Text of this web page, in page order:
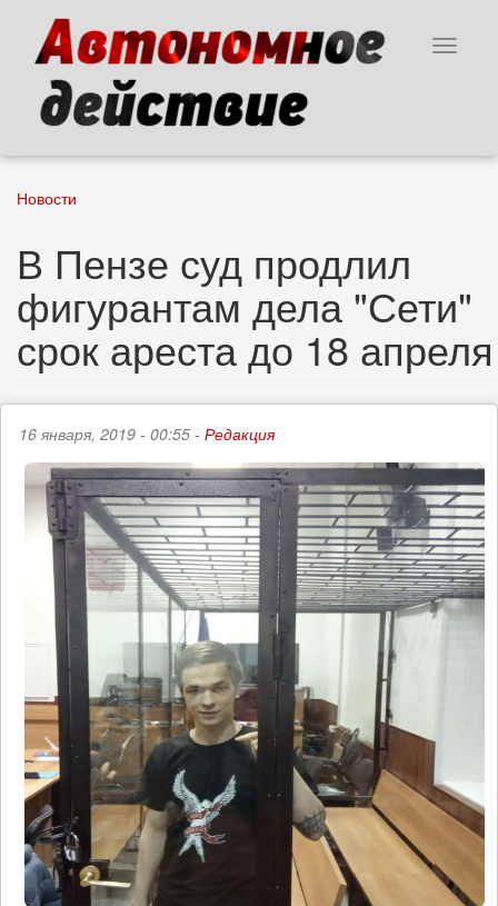
основному
содержанию
Toggle
Новости
В Пензе суд продлил
фигурантам дела "Сети"
срок ареста до 18 апреля
16 января, 2019 - 00:55 - Редакция